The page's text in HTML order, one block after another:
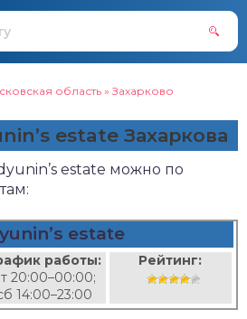
область » Захарково
estate Захаркова
estate можно по
estate
работы:
20:00–00:00;
14:00–23:00
Рейтинг: